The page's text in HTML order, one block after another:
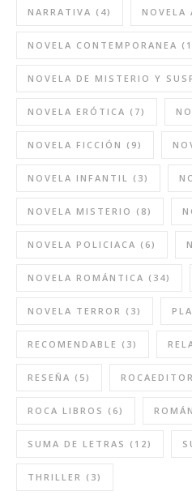
NARRATIVA (4) NOVELA
NOVELA CONTEMPORANEA
NOVELA DE MISTERIO Y
NOVELA ERÓTICA (7)
NOVELA FICCIÓN (9)
NOVELA INFANTIL (3)
NOVELA MISTERIO (8)
NOVELA POLICIACA (6)
NOVELA ROMÁNTICA (34)
NOVELA TERROR (3)
RECOMENDABLE (3)
RESEÑA (5)
ROCA LIBROS (6)
SUMA DE LETRAS (12)
THRILLER (3)